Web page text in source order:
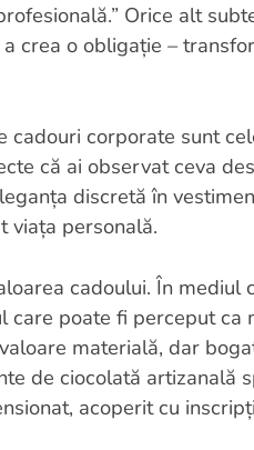
Orice alt
crea o obligație –
cadouri corporate sunt
că ai observat ceva
discretă în
viața personală.
cadoului. În
care poate fi perceput
materială, dar
de ciocolată artizanală
acoperit cu